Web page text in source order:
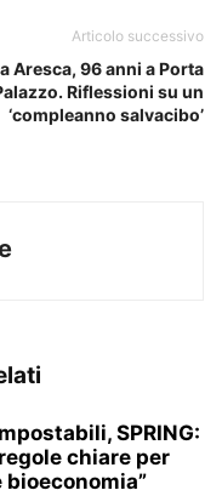
Articolo successivo
Aresca, 96 anni a Porta
Riflessioni su un
‘compleanno salvacibo’
SPRING:
chiare per